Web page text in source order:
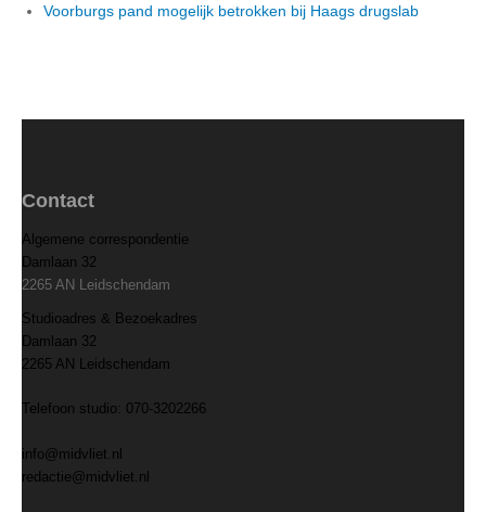
Voorburgs pand mogelijk betrokken bij Haags drugslab
Contact
Algemene correspondentie
Damlaan 32
2265 AN Leidschendam
Studioadres & Bezoekadres
Damlaan 32
2265 AN Leidschendam
Telefoon studio: 070-3202266
info@midvliet.nl
redactie@midvliet.nl